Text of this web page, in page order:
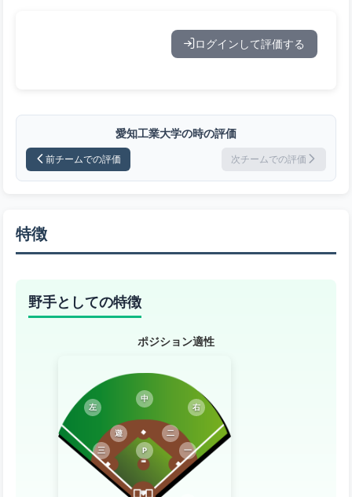
ログインして評価する
愛知工業大学の時の評価
前チームでの評価 次チームでの評価
特徴
野手としての特徴
ポジション適性
P 一
二
三
遊
左
中
右